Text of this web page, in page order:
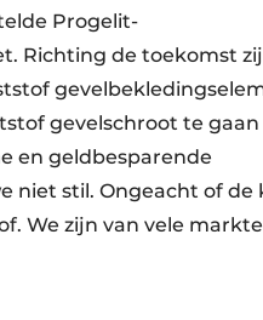
Progelit-
Richting de toekomst
gevelschroot te
en geldbesparende
niet stil. Ongeacht of de
We zijn van vele